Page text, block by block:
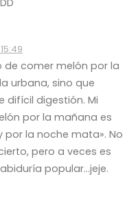
de comer melón por la
urbana, sino que
difícil digestión. Mi
por la mañana es
la noche mata». No
pero a veces es
popular…jeje.